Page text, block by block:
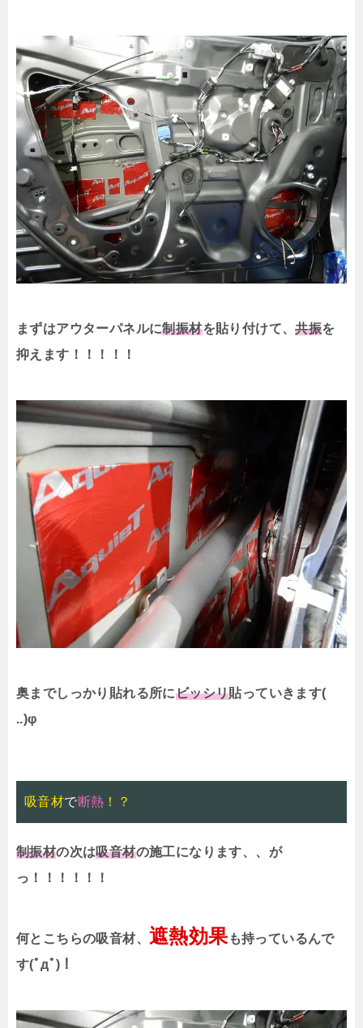
まずはアウターパネルに制振材を貼り付けて、共振を
抑えます！！！！！
奥までしっかり貼れる所にビッシリ貼っていきます(
..)φ
吸音材で断熱 ！？
制振材の次は吸音材の施工になります、、が
っ！！！！！！
何とこちらの吸音材、 遮熱効果 も持っているんで
す(ﾟдﾟ)！